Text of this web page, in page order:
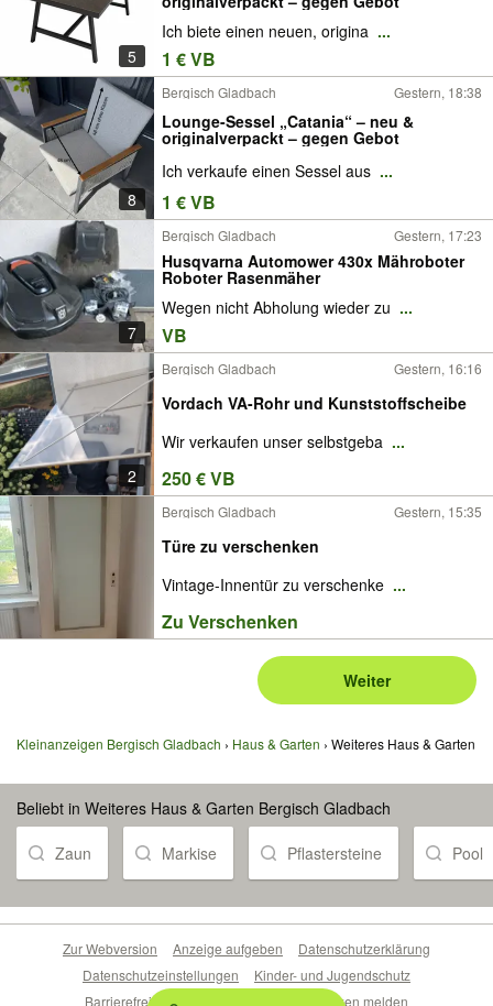
5
Ich biete einen neuen, origina ...
1 € VB
8
Bergisch Gladbach Gestern, 18:38
Lounge-Sessel „Catania“ – neu &
originalverpackt – gegen Gebot
Ich verkaufe einen Sessel aus ...
1 € VB
7
Bergisch Gladbach Gestern, 17:23
Husqvarna Automower 430x Mähroboter
Roboter Rasenmäher
Wegen nicht Abholung wieder zu ...
VB
2
Bergisch Gladbach Gestern, 16:16
Vordach VA-Rohr und Kunststoffscheibe
Wir verkaufen unser selbstgeba ...
250 € VB
Bergisch Gladbach Gestern, 15:35
Türe zu verschenken
Vintage-Innentür zu verschenke ...
Zu Verschenken
Weiter
Kleinanzeigen Bergisch Gladbach Haus & Garten Weiteres Haus & Garten
Beliebt in Weiteres Haus & Garten Bergisch Gladbach
Zaun Markise Pflastersteine Pool
Zur Webversion Anzeige aufgeben
Datenschutzerklärung
Datenschutzeinstellungen
Kinder- und Jugendschutz
Barrierefreiheitserklärung
Sicherheitslücken melden